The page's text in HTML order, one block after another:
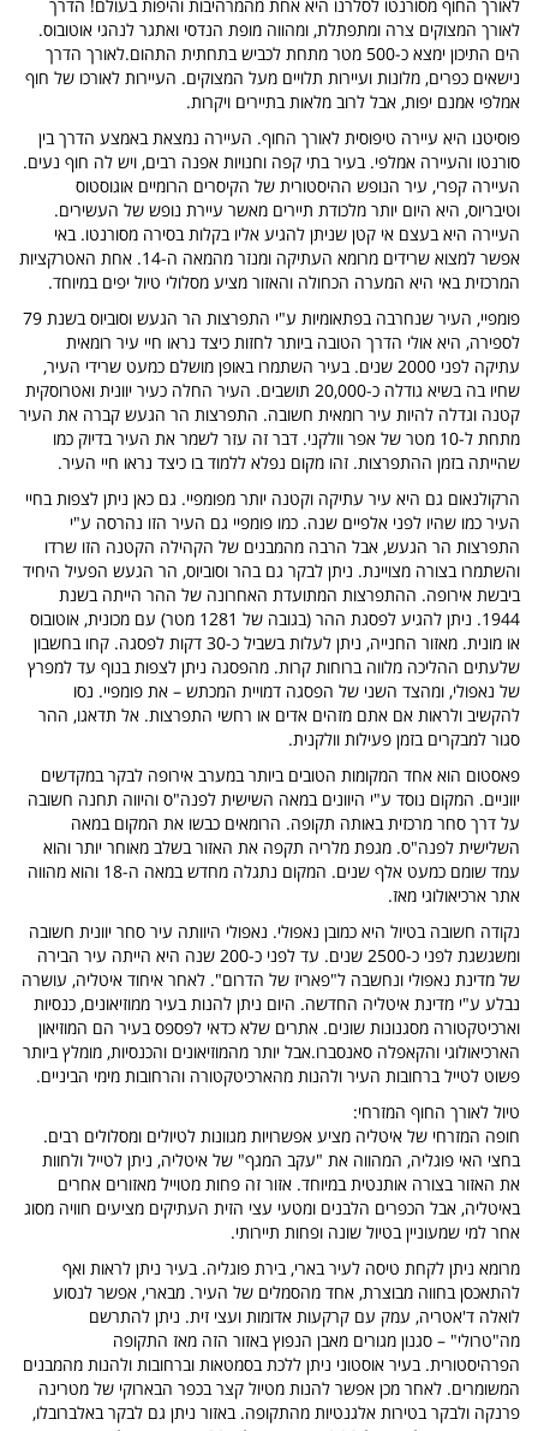
לאורך החוף מסורנטו לסלרנו היא אחת מהמרהיבות והיפות בעולם! הדרך
לאורך המצוקים צרה ומתפתלת, ומהווה מופת הנדסי ואתגר לנהגי אוטובוס.
הים התיכון ימצא כ-500 מטר מתחת לכביש בתחתית התהום.לאורך הדרך
נישאים כפרים, מלונות ועיירות תלויים מעל המצוקים. העיירות לאורכו של חוף
אמלפי אמנם יפות, אבל לרוב מלאות בתיירים ויקרות.
פוסיטנו היא עיירה טיפוסית לאורך החוף. העיירה נמצאת באמצע הדרך בין
סורנטו והעיירה אמלפי. בעיר בתי קפה וחנויות אפנה רבים, ויש לה חוף נעים.
העיירה קפרי, עיר הנופש ההיסטורית של הקיסרים הרומיים אוגוסטוס
וטיבריוס, היא היום יותר מלכודת תיירים מאשר עיירת נופש של העשירים.
העיירה היא בעצם אי קטן שניתן להגיע אליו בקלות בסירה מסורנטו. באי
אפשר למצוא שרידים מרומא העתיקה ומנזר מהמאה ה-14. אחת האטרקציות
המרכזית באי היא המערה הכחולה והאזור מציע מסלולי טיול יפים במיוחד.
פומפיי, העיר שנחרבה בפתאומיות ע"י התפרצות הר הגעש וסוביוס בשנת 79
לספירה, היא אולי הדרך הטובה ביותר לחזות כיצד נראו חיי עיר רומאית
עתיקה לפני 2000 שנים. בעיר השתמרו באופן מושלם כמעט שרידי העיר,
שחיו בה בשיא גודלה כ-20,000 תושבים. העיר החלה כעיר יוונית ואטרוסקית
קטנה וגדלה להיות עיר רומאית חשובה. התפרצות הר הגעש קברה את העיר
מתחת ל-10 מטר של אפר וולקני. דבר זה עזר לשמר את העיר בדיוק כמו
שהייתה בזמן ההתפרצות. זהו מקום נפלא ללמוד בו כיצד נראו חיי העיר.
הרקולנאום גם היא עיר עתיקה וקטנה יותר מפומפיי. גם כאן ניתן לצפות בחיי
העיר כמו שהיו לפני אלפיים שנה. כמו פומפיי גם העיר הזו נהרסה ע"י
התפרצות הר הגעש, אבל הרבה מהמבנים של הקהילה הקטנה הזו שרדו
והשתמרו בצורה מצויינת. ניתן לבקר גם בהר וסוביוס, הר הגעש הפעיל היחיד
ביבשת אירופה. ההתפרצות המתועדת האחרונה של ההר הייתה בשנת
1944. ניתן להגיע לפסגת ההר (בגובה של 1281 מטר) עם מכונית, אוטובוס
או מונית. מאזור החנייה, ניתן לעלות בשביל כ-30 דקות לפסגה. קחו בחשבון
שלעתים ההליכה מלווה ברוחות קרות. מהפסגה ניתן לצפות בנוף עד למפרץ
של נאפולי, ומהצד השני של הפסגה דמויית המכתש – את פומפיי. נסו
להקשיב ולראות אם אתם מזהים אדים או רחשי התפרצות. אל תדאגו, ההר
סגור למבקרים בזמן פעילות וולקנית.
פאסטום הוא אחד המקומות הטובים ביותר במערב אירופה לבקר במקדשים
יווניים. המקום נוסד ע"י היוונים במאה השישית לפנה"ס והיווה תחנה חשובה
על דרך סחר מרכזית באותה תקופה. הרומאים כבשו את המקום במאה
השלישית לפנה"ס. מגפת מלריה תקפה את האזור בשלב מאוחר יותר והוא
עמד שומם כמעט אלף שנים. המקום נתגלה מחדש במאה ה-18 והוא מהווה
אתר ארכיאולוגי מאז.
נקודה חשובה בטיול היא כמובן נאפולי. נאפולי היוותה עיר סחר יוונית חשובה
ומשגשגת לפני כ-2500 שנים. עד לפני כ-200 שנה היא הייתה עיר הבירה
של מדינת נאפולי ונחשבה ל"פאריז של הדרום". לאחר איחוד איטליה, עושרה
נבלע ע"י מדינת איטליה החדשה. היום ניתן להנות בעיר ממוזיאונים, כנסיות
וארכיטקטורה מסגנונות שונים. אתרים שלא כדאי לפספס בעיר הם המוזיאון
הארכיאולוגי והקאפלה סאנסברו.אבל יותר מהמוזיאונים והכנסיות, מומלץ ביותר
פשוט לטייל ברחובות העיר ולהנות מהארכיטקטורה והרחובות מימי הביניים.
טיול לאורך החוף המזרחי:
חופה המזרחי של איטליה מציע אפשרויות מגוונות לטיולים ומסלולים רבים.
בחצי האי פוגליה, המהווה את "עקב המגף" של איטליה, ניתן לטייל ולחוות
את האזור בצורה אותנטית במיוחד. אזור זה פחות מטוייל מאזורים אחרים
באיטליה, אבל הכפרים הלבנים ומטעי עצי הזית העתיקים מציעים חוויה מסוג
אחר למי שמעוניין בטיול שונה ופחות תיירותי.
מרומא ניתן לקחת טיסה לעיר בארי, בירת פוגליה. בעיר ניתן לראות ואף
להתאכסן בחווה מבוצרת, אחד מהסמלים של העיר. מבארי, אפשר לנסוע
לואלה ד'אטריה, עמק עם קרקעות אדומות ועצי זית. ניתן להתרשם
מה"טרולי" – סגנון מגורים מאבן הנפוץ באזור הזה מאז התקופה
הפרהיסטורית. בעיר אוסטוני ניתן ללכת בסמטאות וברחובות ולהנות מהמבנים
המשומרים. לאחר מכן אפשר להנות מטיול קצר בכפר הבארוקי של מטרינה
פרנקה ולבקר בטירות אלגנטיות מהתקופה. באזור ניתן גם לבקר באלברובלו,